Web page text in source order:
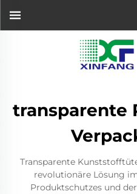
transparente
Transparente
revolutionäre Lösung
Produktschutzes und